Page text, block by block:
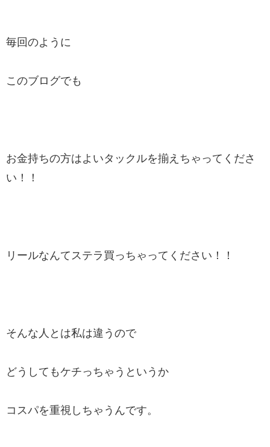
毎回のように
このブログでも
お金持ちの方はよいタックルを揃えちゃってくださ
い！！
リールなんてステラ買っちゃってください！！
そんな人とは私は違うので
どうしてもケチっちゃうというか
コスパを重視しちゃうんです。